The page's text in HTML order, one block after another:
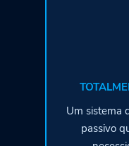
Um sistema
passivo